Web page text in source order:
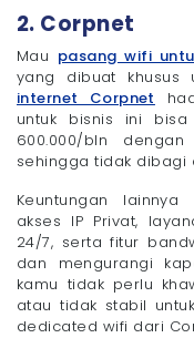
2. Corpnet
Mau pasang wifi
yang dibuat khusus
internet Corpnet
untuk bisnis ini
600.000/bln
sehingga tidak dibagi
Keuntungan
akses IP Privat,
24/7, serta fitur
dan mengurangi
kamu tidak perlu
atau tidak stabil
dedicated wifi dari